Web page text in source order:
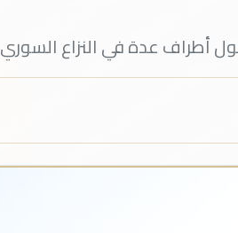
أطراف عدة في النزاع السوري